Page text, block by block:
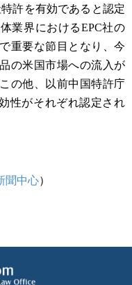
許を有効であると認定
業界におけるEPC社の
重要な節目となり、今
の米国市場への流入が
の他、以前中国特許庁
性がそれぞれ認定され
聞中心）